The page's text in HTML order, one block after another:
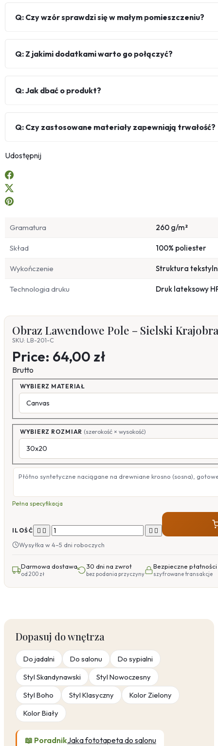
Q: Czy wzór sprawdzi się w małym pomieszczeniu?
Q: Z jakimi dodatkami warto go połączyć?
Q: Jak dbać o produkt?
Q: Czy zastosowane materiały zapewniają trwałość?
Udostępnij
Gramatura 260 g/m²
Skład 100% poliester
Wykończenie Struktura
Technologia druku Druk lateksowy
Obraz Lawendowe Pole – Sielski
SKU: LB-201-C
Price: 64,00 zł
Brutto
WYBIERZ MATERIAŁ
WYBIERZ ROZMIAR (szerokość × wysokość)
Płótno syntetyczne naciągane na drewniane krosno (sosna),
Pełna specyfikacja
ILOŚĆ    
Wysyłka w 4–5 dni roboczych
Darmowa dostawa
od 200 zł
30 dni na zwrot
bez podania przyczyny
Bezpieczne płatności
szyfrowane transakcje
Dopasuj do wnętrza
Do jadalni Do salonu
Do sypialni
Styl Skandynawski
Styl Nowoczesny
Styl Boho
Styl Klasyczny
Kolor Zielony
Kolor Biały
📖 PoradnikJaka fototapeta do salonu